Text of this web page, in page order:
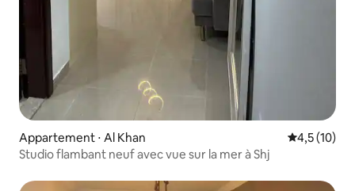
Appartement ⋅ Al Khan Évaluation
4,5 (10)
Studio flambant neuf avec vue sur la mer à Shj